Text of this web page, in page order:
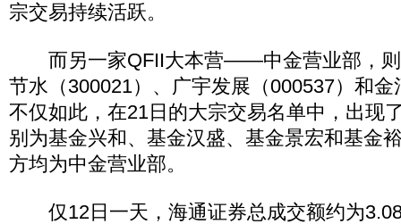
宗交易持续活跃。
而另一家QFII大本营——中金营业部，则
节水（300021）、广宇发展（000537）和
不仅如此，在21日的大宗交易名单中，出现
别为基金兴和、基金汉盛、基金景宏和基金
方均为中金营业部。
仅12日一天，海通证券总成交额约为